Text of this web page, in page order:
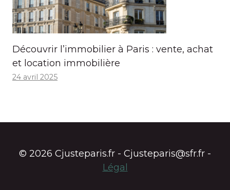
Découvrir l’immobilier à Paris : vente, achat
et location immobilière
24 avril 2025
© 2026 Cjusteparis.fr - Cjusteparis@sfr.fr -
Légal